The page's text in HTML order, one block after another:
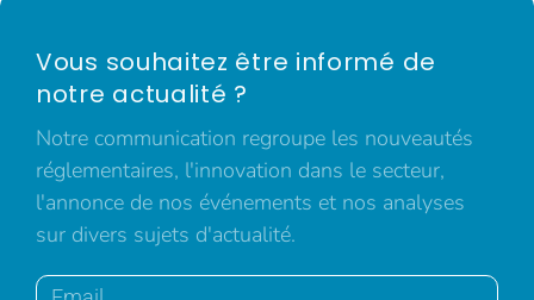
Vous souhaitez être informé de
notre actualité ?
Notre communication regroupe les nouveautés
réglementaires, l'innovation dans le secteur,
l'annonce de nos événements et nos analyses
sur divers sujets d'actualité.